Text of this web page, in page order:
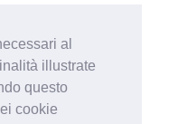
al
illustrate
questo
cookie